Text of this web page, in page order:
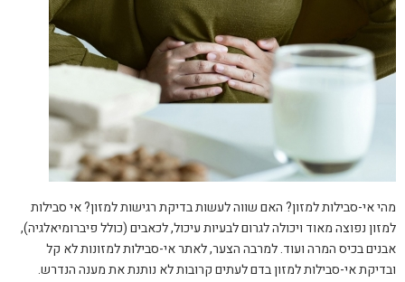
מהי אי-סבילות למזון? האם שווה לעשות בדיקת רגישות למזון? אי סבילות
למזון נפוצה מאוד ויכולה לגרום לבעיות עיכול, לכאבים (כולל פיברומיאלגיה),
אבנים בכיס המרה ועוד. למרבה הצער, לאתר אי-סבילות למזונות לא קל
ובדיקת אי-סבילות למזון בדם לעתים קרובות לא נותנת את מענה הנדרש.